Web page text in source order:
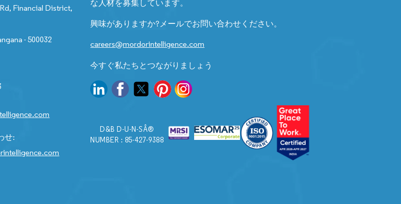
Financial District,
- 500032
せ:
な人材を募集しています。
興味がありますか?メールでお問い合わせください。
careers@mordorintelligence.com
今すぐ私たちとつながりましょう
D&B D-U-N-SÂ®
NUMBER : 85-427-9388